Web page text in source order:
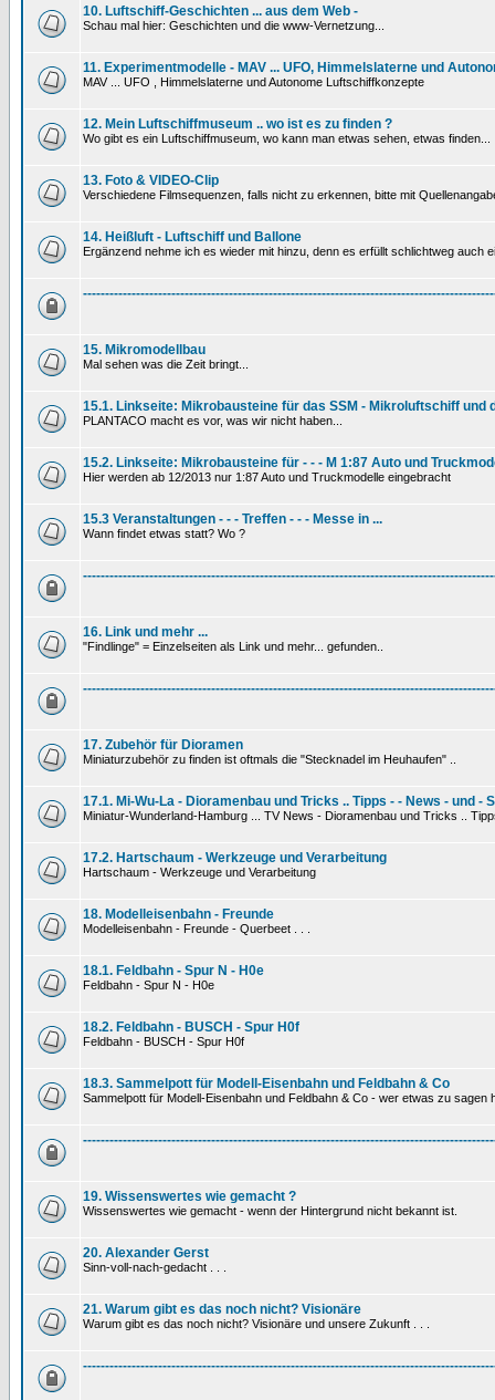
10. Luftschiff-Geschichten ... aus dem Web -
Schau mal hier: Geschichten und die www-Vernetzung...
11. Experimentmodelle - MAV ... UFO, Himmelslaterne und
MAV ... UFO , Himmelslaterne und Autonome Luftschiffkonzepte
12. Mein Luftschiffmuseum .. wo ist es zu finden ?
Wo gibt es ein Luftschiffmuseum, wo kann man etwas sehen, etwas finden...
13. Foto & VIDEO-Clip
Verschiedene Filmsequenzen, falls nicht zu erkennen, bitte mit
14. Heißluft - Luftschiff und Ballone
Ergänzend nehme ich es wieder mit hinzu, denn es erfüllt schlichtweg auch
15. Mikromodellbau
Mal sehen was die Zeit bringt...
15.1. Linkseite: Mikrobausteine für das SSM - Mikroluftschiff und
PLANTACO macht es vor, was wir nicht haben...
15.2. Linkseite: Mikrobausteine für - - - M 1:87 Auto und
Hier werden ab 12/2013 nur 1:87 Auto und Truckmodelle eingebracht
15.3 Veranstaltungen - - - Treffen - - - Messe in ...
Wann findet etwas statt? Wo ?
16. Link und mehr ...
"Findlinge" = Einzelseiten als Link und mehr... gefunden..
17. Zubehör für Dioramen
Miniaturzubehör zu finden ist oftmals die "Stecknadel im Heuhaufen" ..
17.1. Mi-Wu-La - Dioramenbau und Tricks .. Tipps - - News - und -
Miniatur-Wunderland-Hamburg ... TV News - Dioramenbau und Tricks ..
17.2. Hartschaum - Werkzeuge und Verarbeitung
Hartschaum - Werkzeuge und Verarbeitung
18. Modelleisenbahn - Freunde
Modelleisenbahn - Freunde - Querbeet . . .
18.1. Feldbahn - Spur N - H0e
Feldbahn - Spur N - H0e
18.2. Feldbahn - BUSCH - Spur H0f
Feldbahn - BUSCH - Spur H0f
18.3. Sammelpott für Modell-Eisenbahn und Feldbahn & Co
Sammelpott für Modell-Eisenbahn und Feldbahn & Co - wer etwas zu sagen
19. Wissenswertes wie gemacht ?
Wissenswertes wie gemacht - wenn der Hintergrund nicht bekannt ist.
20. Alexander Gerst
Sinn-voll-nach-gedacht . . .
21. Warum gibt es das noch nicht? Visionäre
Warum gibt es das noch nicht? Visionäre und unsere Zukunft . . .